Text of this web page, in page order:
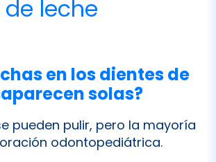
en los dientes de
pueden pulir, pero la mayoría
odontopediátrica.
significan que